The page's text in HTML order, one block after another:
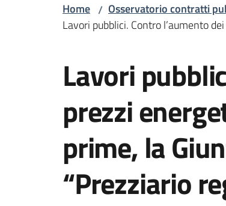
Home / Osservatorio contratti
Lavori pubblici. Contro l’aumento
Lavori
prezzi
prime, la
“Prezziario